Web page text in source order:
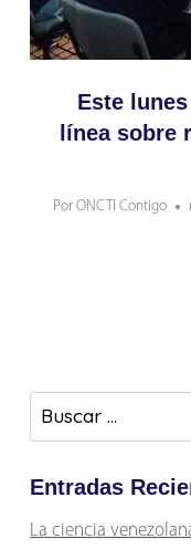
Este
línea sobre
Por ONCTI Contigo
Buscar:
Entradas
La ciencia